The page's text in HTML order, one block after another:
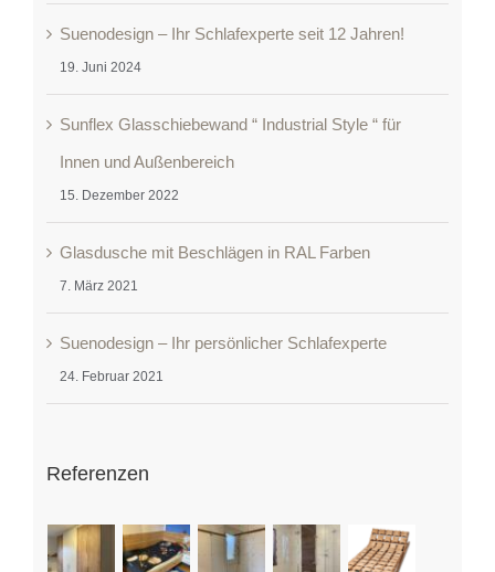
Suenodesign – Ihr Schlafexperte seit 12 Jahren!
19. Juni 2024
Sunflex Glasschiebewand “ Industrial Style “ für
Innen und Außenbereich
15. Dezember 2022
Glasdusche mit Beschlägen in RAL Farben
7. März 2021
Suenodesign – Ihr persönlicher Schlafexperte
24. Februar 2021
Referenzen